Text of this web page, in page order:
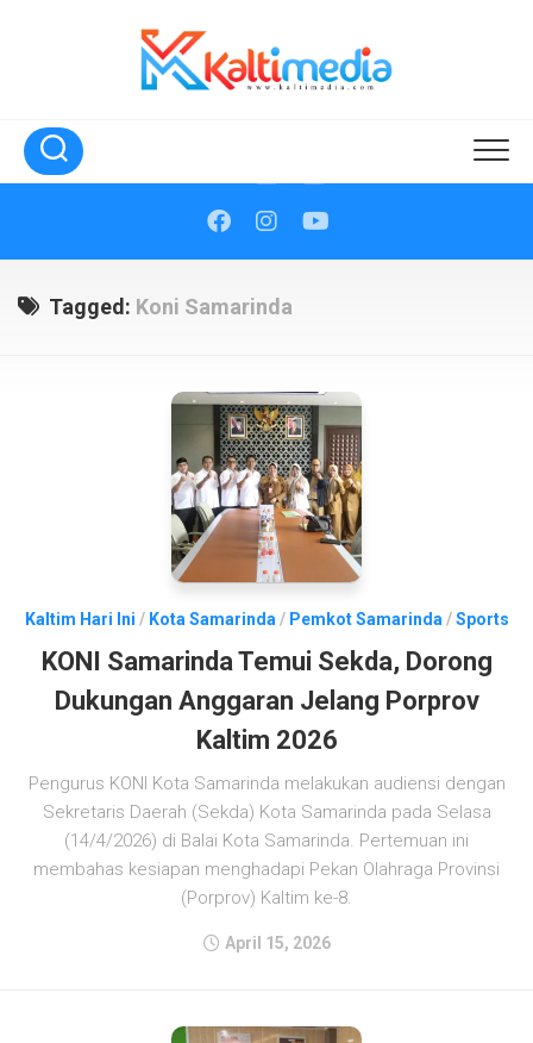
Tagged: Koni Samarinda
Kaltim Hari Ini / Kota Samarinda / Pemkot Samarinda /Sports
KONI Samarinda Temui Sekda, Dorong
Dukungan Anggaran Jelang Porprov
Kaltim 2026
Pengurus KONI Kota Samarinda melakukan audiensi dengan
Sekretaris Daerah (Sekda) Kota Samarinda pada Selasa
(14/4/2026) di Balai Kota Samarinda. Pertemuan ini
membahas kesiapan menghadapi Pekan Olahraga Provinsi
(Porprov) Kaltim ke-8.
April 15, 2026